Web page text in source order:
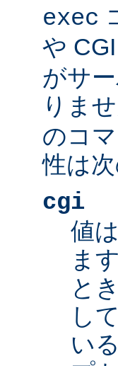
exec
や
がサ
りませ
のコ
性は次
cgi
値
ま
と
し
い